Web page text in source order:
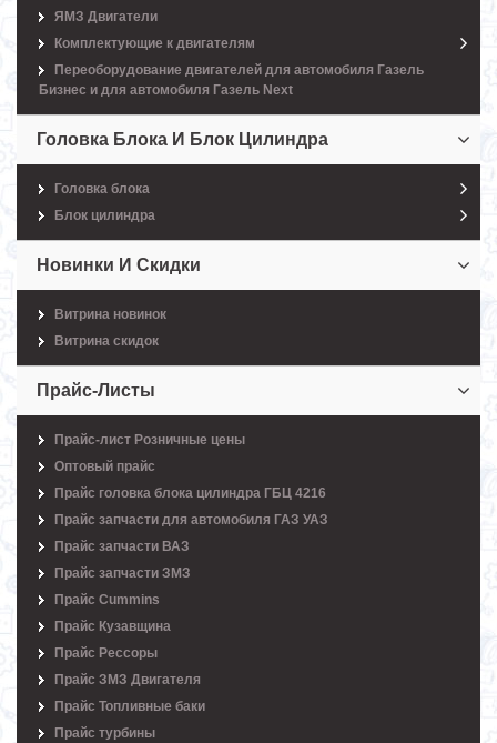
ЯМЗ Двигатели
Комплектующие к двигателям
Переоборудование двигателей для автомобиля Газель
Бизнес и для автомобиля Газель Next
Головка Блока И Блок Цилиндра
Головка блока
Блок цилиндра
Новинки И Скидки
Витрина новинок
Витрина скидок
Прайс-Листы
Прайс-лист Розничные цены
Оптовый прайс
Прайс головка блока цилиндра ГБЦ 4216
Прайс запчасти для автомобиля ГАЗ УАЗ
Прайс запчасти ВАЗ
Прайс запчасти ЗМЗ
Прайс Cummins
Прайс Кузавщина
Прайс Рессоры
Прайс ЗМЗ Двигателя
Прайс Топливные баки
Прайс турбины